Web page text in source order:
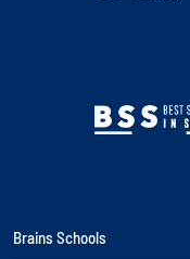
Brains Schools